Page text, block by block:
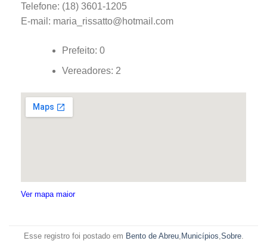
Telefone: (18) 3601-1205
E-mail: maria_rissatto@hotmail.com
Prefeito: 0
Vereadores: 2
Ver mapa maior
Esse registro foi postado em Bento de Abreu, Municípios Sobre.